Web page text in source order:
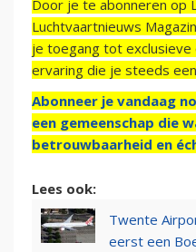
Door je te abonneren op
Luchtvaartnieuws
je toegang tot exclusieve
ervaring die je steeds
Abonneer je vandaag
een gemeenschap die
betrouwbaarheid en
Lees ook:
Twente
eerst een